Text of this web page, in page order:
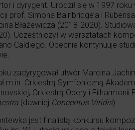
i dyrygent. Urodził się w 1997
prof. Simona Bainbridge’a i
Błażewicza (2018-2020).
Uczestniczył w warsztatach
Caldiego. Obecnie kontynuuje
zadyrygował utwór Marcina
m.in. Orkiestrą Symfoniczną
Orkiestrą Opery i
(dawniej Concentus Viridis).
jest finalistą konkursu